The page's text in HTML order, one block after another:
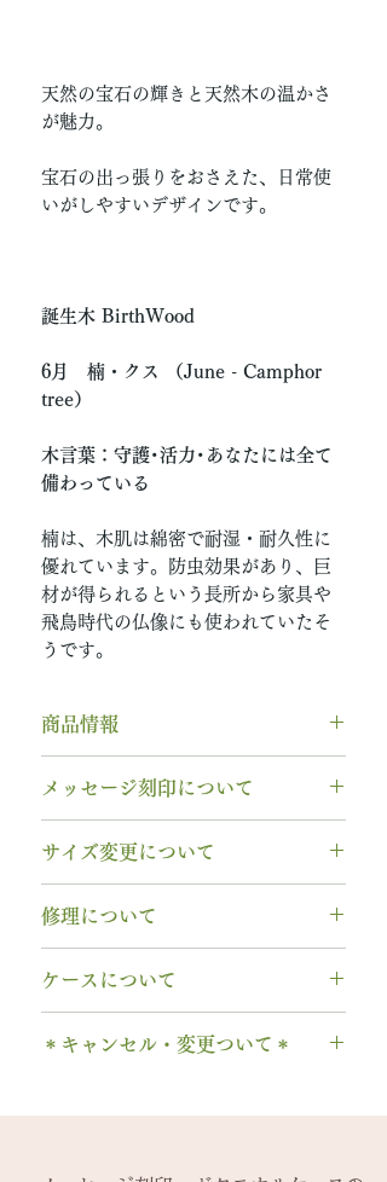
天然の宝石の輝きと天然木の温かさ
が魅力。
宝石の出っ張りをおさえた、日常使
いがしやすいデザインです。
誕生木 BirthWood
6月 楠・クス （June - Camphor
tree）
木言葉：守護･活力･あなたには全て
備わっている
楠は、木肌は綿密で耐湿・耐久性に
優れています。防虫効果があり、巨
材が得られるという長所から家具や
飛鳥時代の仏像にも使われていたそ
うです。
商品情報
木種： 6月 クス
リング幅：3.0mm
納期： 6〜7週間
石サイズ：0.1ct程度 / 直径3.0mm
程度
当社基準のルースをご用意いたし
宝石の鑑別書はついておりませ
鑑別書つき、グレードにご要望が
メッセージ刻印について
フォント：ブロック体
以下の組み合わせが可能です。
A～Z 英字 大文字のみ（※小文
字は不可です）
0～9 数字
. ドット
サイズ変更について
ません 。
み無料で新品交換
2回目以降のサイズ交換は、（その
時点の販売価格の）50%の価格で
修理について
木部、コーティング修理をご希望
2回目以降は有料になります。
ケースについて
料の装飾ケースのいずれかを選択
有料装飾ケースには、無料の装飾
＊キャンセル・変更ついて＊
や仕様の変更はできません。
きをお願いいたします。​